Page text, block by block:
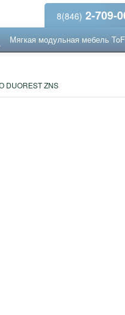
8(846) 2-709-
Мягкая модульная мебель
ZNS